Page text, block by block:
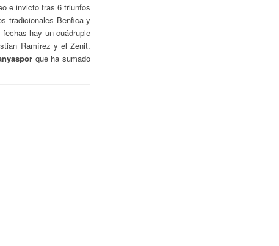
e invicto tras 6 triunfos
tradicionales Benfica y
hay un cuádruple
Ramírez y el Zenit.
que ha sumado